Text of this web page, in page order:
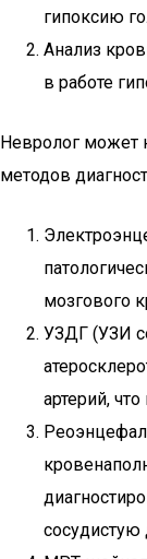
гипоксию
Анализ
в работе
Невролог может
методов
мозгового
УЗДГ (УЗИ
артерий,
сосудистую